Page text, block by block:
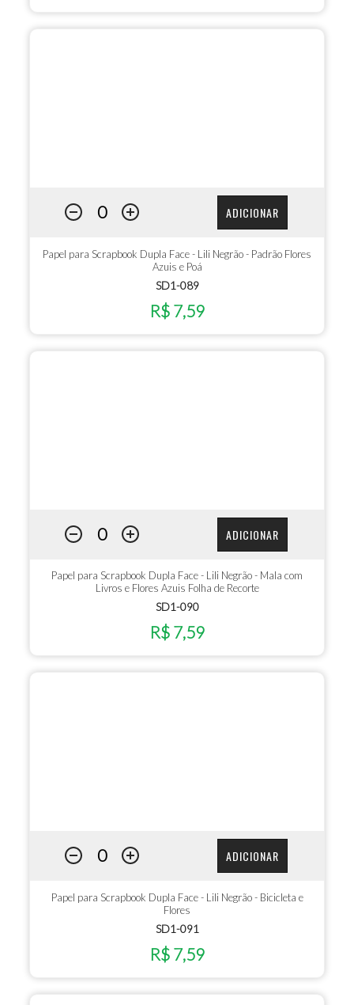
ADICIONAR
Papel para Scrapbook Dupla Face - Lili Negrão - Padrão Flores
Azuis e Poá
SD1-089
R$ 7,59
ADICIONAR
Papel para Scrapbook Dupla Face - Lili Negrão - Mala com
Livros e Flores Azuis Folha de Recorte
SD1-090
R$ 7,59
ADICIONAR
Papel para Scrapbook Dupla Face - Lili Negrão - Bicicleta e
Flores
SD1-091
R$ 7,59